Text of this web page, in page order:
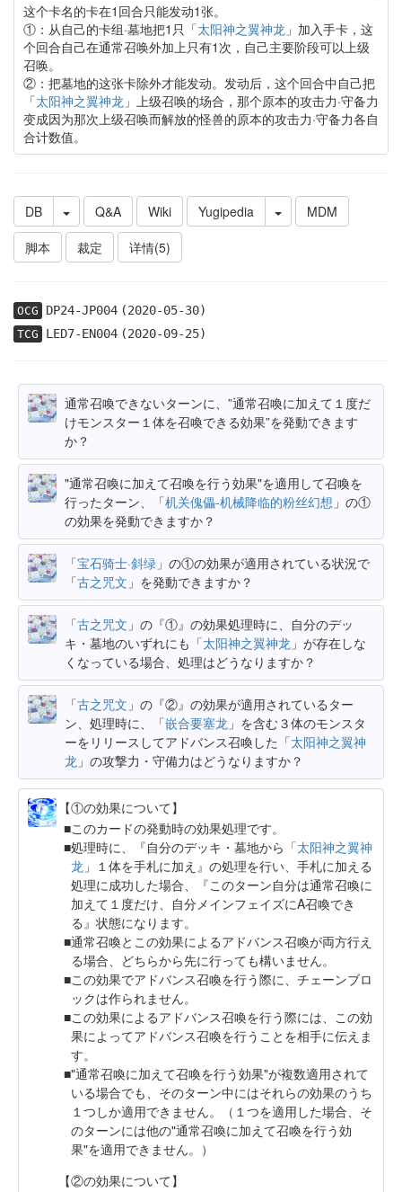
这个卡名的卡在1回合只能发动1张。
①：从自己的卡组·墓地把1只「太阳神之翼神龙 」加入手卡，这
个回合自己在通常召唤外加上只有1次，自己主要阶段可以上级
召唤。
②：把墓地的这张卡除外才能发动。发动后，这个回合中自己把
「太阳神之翼神龙 」上级召唤的场合，那个原本的攻击力·守备力
变成因为那次上级召唤而解放的怪兽的原本的攻击力·守备力各自
合计数值。
DB Q&A Wiki Yugipedia
MDM
脚本
裁定 详情(5)
OCG DP24-JP004(2020-05-30)
TCG LED7-EN004(2020-09-25)
通常召喚できないターンに、”通常召喚に加えて１度だ
けモンスター１体を召喚できる効果”を発動できます
か？
"通常召喚に加えて召喚を行う効果"を適用して召喚を
行ったターン、「机关傀儡-机械降临的粉丝幻想 」の①
の効果を発動できますか？
「宝石骑士·斜绿 」の①の効果が適用されている状況で
「古之咒文 」を発動できますか？
「古之咒文 」の『①』の効果処理時に、自分のデッ
キ・墓地のいずれにも「太阳神之翼神龙 」が存在しな
くなっている場合、処理はどうなりますか？
「古之咒文 」の『②』の効果が適用されているター
ン、処理時に、「嵌合要塞龙 」を含む３体のモンスタ
ーをリリースしてアドバンス召喚した「太阳神之翼神
龙 」の攻撃力・守備力はどうなりますか？
【①の効果について】
このカードの発動時の効果処理です。
処理時に、『自分のデッキ・墓地から「太阳神之翼神
龙 」１体を手札に加え』の処理を行い、手札に加える
処理に成功した場合、『このターン自分は通常召喚に
加えて１度だけ、自分メインフェイズにA召喚でき
る』状態になります。
通常召喚とこの効果によるアドバンス召喚が両方行え
る場合、どちらから先に行っても構いません。
この効果でアドバンス召喚を行う際に、チェーンブロ
ックは作られません。
この効果によるアドバンス召喚を行う際には、この効
果によってアドバンス召喚を行うことを相手に伝えま
す。
"通常召喚に加えて召喚を行う効果"が複数適用されて
いる場合でも、そのターン中にはそれらの効果のうち
１つしか適用できません。（１つを適用した場合、そ
のターンには他の"通常召喚に加えて召喚を行う効
果"を適用できません。）
【②の効果について】